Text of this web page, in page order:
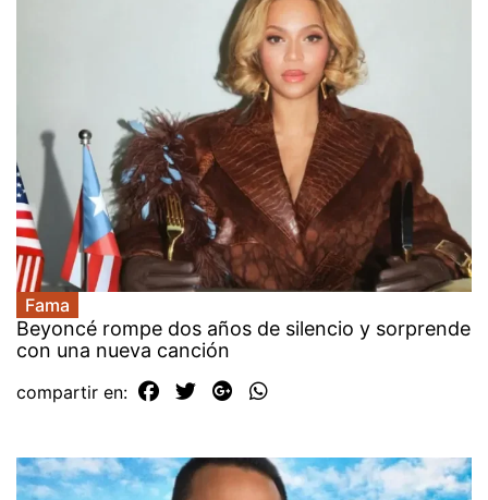
Fama
Beyoncé rompe dos años de silencio y sorprende
con una nueva canción
compartir en: